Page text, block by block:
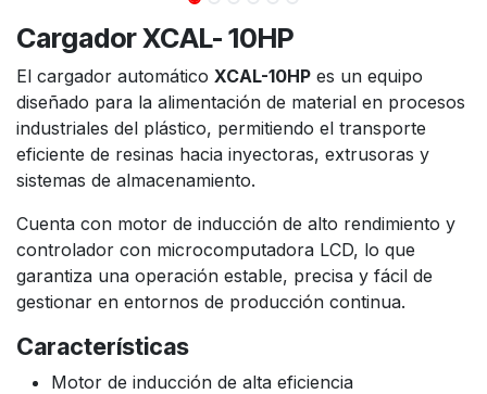
Cargador XCAL- 10HP
El cargador automático XCAL-10HP es un equipo
diseñado para la alimentación de material en procesos
industriales del plástico, permitiendo el transporte
eficiente de resinas hacia inyectoras, extrusoras y
sistemas de almacenamiento.
Cuenta con motor de inducción de alto rendimiento y
controlador con microcomputadora LCD, lo que
garantiza una operación estable, precisa y fácil de
gestionar en entornos de producción continua.
Características
Motor de inducción de alta eficiencia